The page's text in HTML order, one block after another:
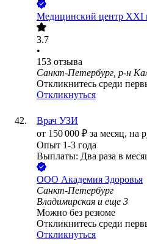
Медицинский центр XXI
3.7
•
153 отзыва
Санкт-Петербург, р-н
Откликнитесь среди
Откликнуться
Врач УЗИ
от 150 000 ₽ за месяц, на
Опыт 1-3 года
Выплаты: Два раза в
ООО Академия Здоровья
Санкт-Петербург
Владимирская и еще 3
Можно без резюме
Откликнитесь среди
Откликнуться